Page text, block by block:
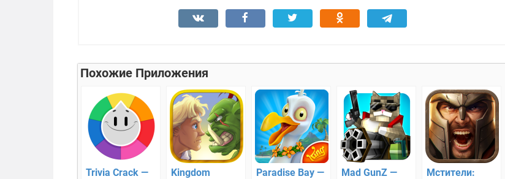
Похожие Приложения
Trivia Crack —
Kingdom
Paradise Bay —
Mad GunZ —
Мстители: